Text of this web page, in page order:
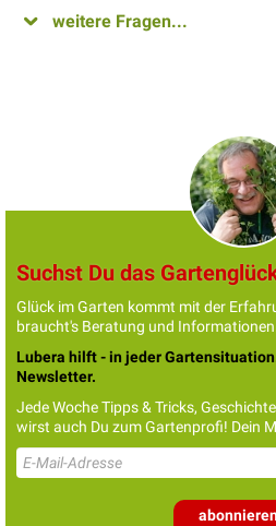
weitere Fragen...
Suchst Du das
Glück im Garten kommt mit der
braucht's Beratung und
Lubera hilft - in jeder
Newsletter.
Jede Woche Tipps & Tricks,
wirst auch Du zum Gartenprofi! Dein